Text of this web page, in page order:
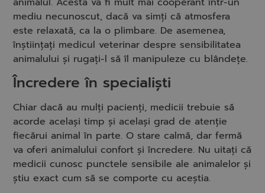
mediu necunoscut, dacă va simți că atmosfera
este relaxată, ca la o plimbare. De asemenea,
înștiințați medicul veterinar despre sensibilitatea
animalului și rugați-l să îl manipuleze cu blândețe.
Încredere în specialiști
Chiar dacă au mulți pacienți, medicii trebuie să
acorde același timp și același grad de atenție
fiecărui animal în parte. O stare calmă, dar fermă
va oferi animalului confort și încredere. Nu uitați că
medicii cunosc punctele sensibile ale animalelor și
știu exact cum să se comporte cu aceștia.